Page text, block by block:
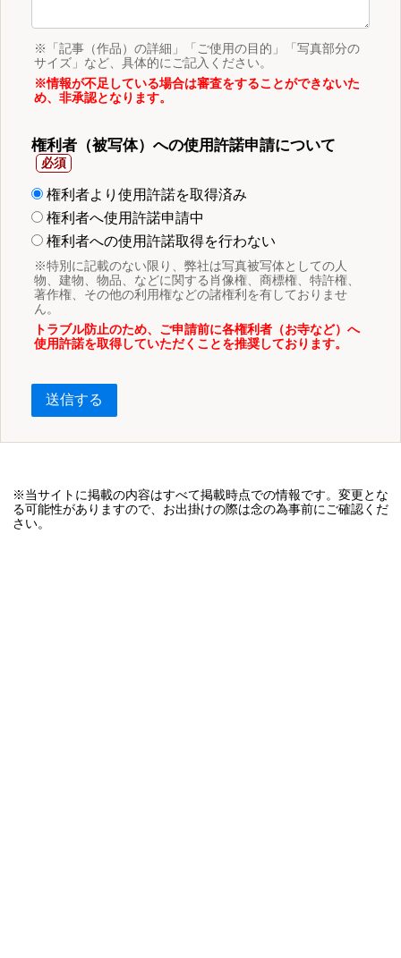
※「記事（作品）の詳細」「ご使用の目的」「写真部分の
サイズ」など、具体的にご記入ください。
※情報が不足している場合は審査をすることができないた
め、非承認となります。
権利者（被写体）への使用許諾申請について
権利者より使用許諾を取得済み
権利者へ使用許諾申請中
権利者への使用許諾取得を行わない
※特別に記載のない限り、弊社は写真被写体としての人
物、建物、物品、などに関する肖像権、商標権、特許権、
著作権、その他の利用権などの諸権利を有しておりませ
ん。
トラブル防止のため、ご申請前に各権利者（お寺など）へ
使用許諾を取得していただくことを推奨しております。
送信する
※当サイトに掲載の内容はすべて掲載時点での情報です。変更とな
る可能性がありますので、お出掛けの際は念の為事前にご確認くだ
さい。